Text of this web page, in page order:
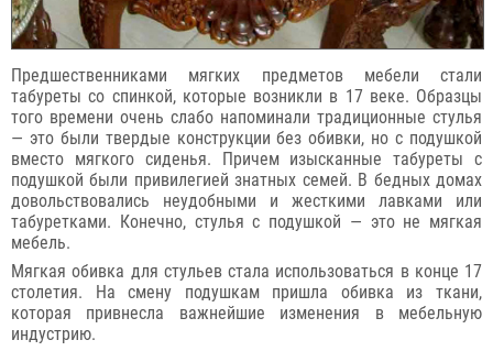
Предшественниками мягких предметов мебели стали
табуреты со спинкой, которые возникли в 17 веке. Образцы
того времени очень слабо напоминали традиционные стулья
— это были твердые конструкции без обивки, но с подушкой
вместо мягкого сиденья. Причем изысканные табуреты с
подушкой были привилегией знатных семей. В бедных домах
довольствовались неудобными и жесткими лавками или
табуретками. Конечно, стулья с подушкой — это не мягкая
мебель.
Мягкая обивка для стульев стала использоваться в конце 17
столетия. На смену подушкам пришла обивка из ткани,
которая привнесла важнейшие изменения в мебельную
индустрию.